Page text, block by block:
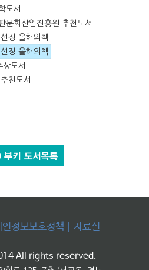
도서
문화산업진흥원 추천도서
정 올해의책
정 올해의책
상도서
천도서
인정보보호정책
자료실
All rights reserved.